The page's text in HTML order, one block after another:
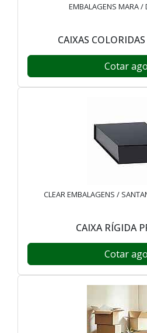
EMBALAGENS MARA /
CAIXAS
Cotar
CLEAR EMBALAGENS /
CAIXA RÍGIDA
Cotar